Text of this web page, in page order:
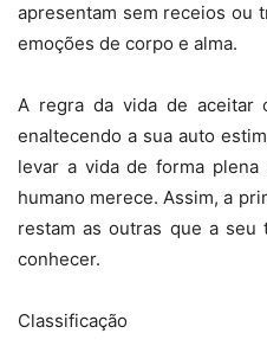
apresentam sem receios ou
emoções de corpo e alma.
A regra da vida de aceitar
enaltecendo a sua auto
levar a vida de forma
humano merece. Assim, a
restam as outras que a seu
conhecer.
Classificação